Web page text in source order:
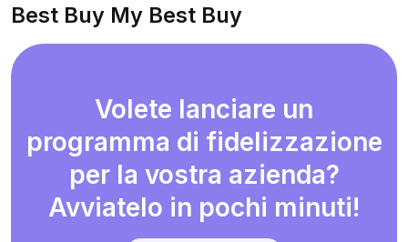
Best Buy My Best Buy
Volete lanciare un
programma di fidelizzazione
per la vostra azienda?
Avviatelo in pochi minuti!